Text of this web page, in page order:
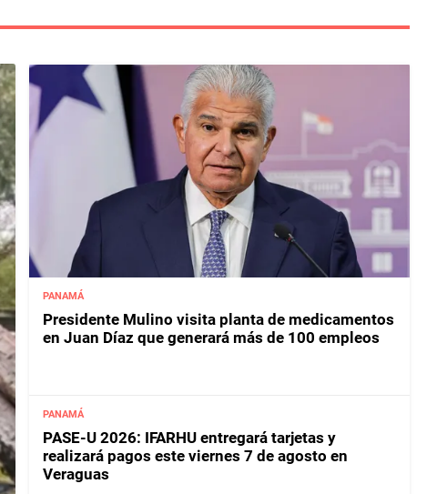
PANAMÁ
Presidente Mulino visita planta de medicamentos
en Juan Díaz que generará más de 100 empleos
PANAMÁ
PASE-U 2026: IFARHU entregará tarjetas y
realizará pagos este viernes 7 de agosto en
Veraguas